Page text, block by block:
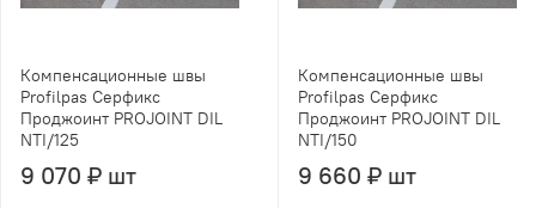
Компенсационные швы
Profilpas Серфикс
Проджоинт PROJOINT DIL
NTI/125
9 070 ₽ шт
Компенсационные швы
Profilpas Серфикс
Проджоинт PROJOINT DIL
NTI/150
9 660 ₽ шт